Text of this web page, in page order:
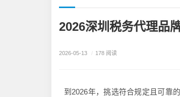
2026深圳税务代理品
2026-05-13 / 178 阅读
到2026年，挑选符合规定且可靠